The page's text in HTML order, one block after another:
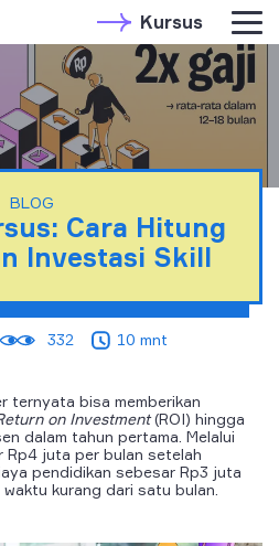
Kursus
BLOG
Cara Hitung
Investasi Skill
332 10 mnt
ternyata bisa memberikan
on Investment(ROI) hingga
dalam tahun pertama. Melalui
Rp4 juta per bulan setelah
pendidikan sebesar Rp3 juta
kurang dari satu bulan.